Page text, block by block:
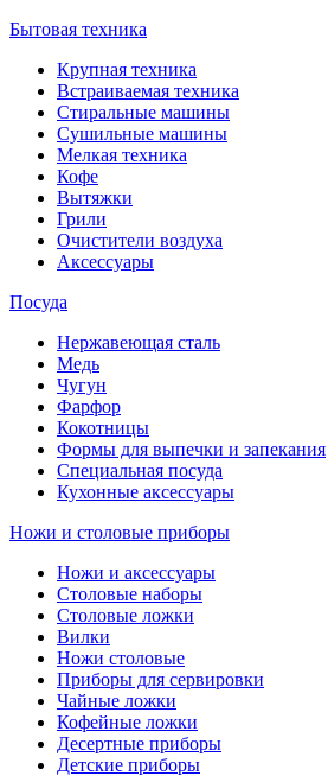
Бытовая техника
Крупная техника
Встраиваемая техника
Стиральные машины
Сушильные машины
Мелкая техника
Кофе
Вытяжки
Грили
Очистители воздуха
Аксессуары
Посуда
Нержавеющая сталь
Медь
Чугун
Фарфор
Кокотницы
Формы для выпечки и запекания
Специальная посуда
Кухонные аксессуары
Ножи и столовые приборы
Ножи и аксессуары
Столовые наборы
Столовые ложки
Вилки
Ножи столовые
Приборы для сервировки
Чайные ложки
Кофейные ложки
Десертные приборы
Детские приборы